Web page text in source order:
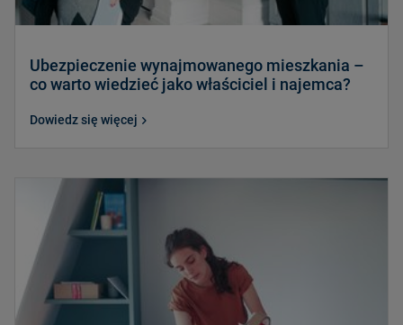
Ubezpieczenie wynajmowanego mieszkania –
co warto wiedzieć jako właściciel i najemca?
Dowiedz się więcej